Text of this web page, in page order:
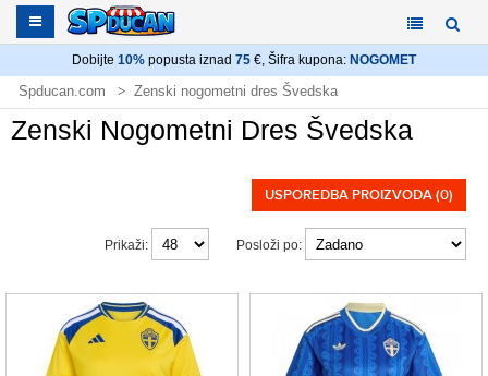
Dobijte 10% popusta iznad 75 €, Šifra kupona: NOGOMET
Spducan.com Zenski nogometni dres Švedska
Zenski Nogometni Dres Švedska
USPOREDBA PROIZVODA (0)
Posloži po:
Prikaži: